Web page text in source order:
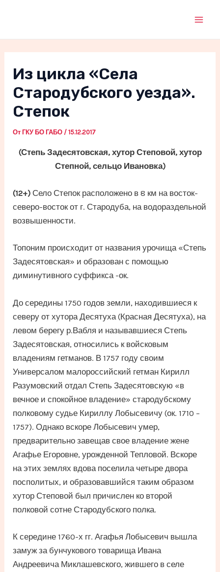
Из цикла «Села
Стародубского уезда».
Степок
От ГКУ БО ГАБО /15.12.2017
(Степь Задесятовская, хутор Степовой, хутор
Степной, сельцо Ивановка)
(12+) Село Степок расположено в 8 км на восток-
северо-восток от г. Стародуба, на водораздельной
возвышенности.
Топоним происходит от названия урочища «Степь
Задесятовская» и образован с помощью
диминутивного суффикса -ок.
До середины 1750 годов земли, находившиеся к
северу от хутора Десятуха (Красная Десятуха), на
левом берегу р.Вабля и называвшиеся Степь
Задесятовская, относились к войсковым
владениям гетманов. В 1757 году своим
Универсалом малороссийский гетман Кирилл
Разумовский отдал Степь Задесятовскую «в
вечное и спокойное владение» стародубскому
полковому судье Кириллу Лобысевичу (ок. 1710 –
1757). Однако вскоре Лобысевич умер,
предварительно завещав свое владение жене
Агафье Егоровне, урожденной Тепловой. Вскоре
на этих землях вдова поселила четыре двора
посполитых, и образовавшийся таким образом
хутор Степовой был причислен ко второй
полковой сотне Стародубского полка.
К середине 1760-х гг. Агафья Лобысевич вышла
замуж за бунчукового товарища Ивана
Андреевича Миклашевского, жившего в селе